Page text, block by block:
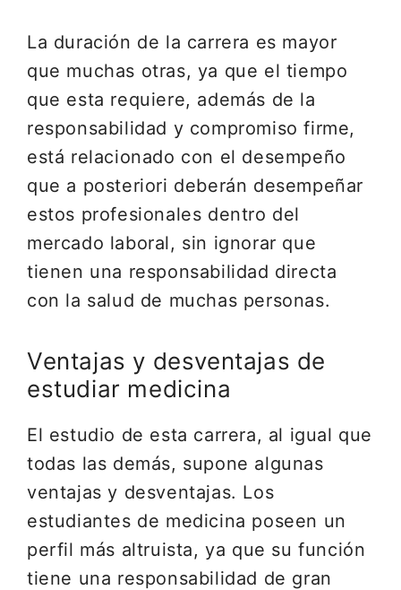
La duración de la carrera es mayor
que muchas otras, ya que el tiempo
que esta requiere, además de la
responsabilidad y compromiso firme,
está relacionado con el desempeño
que a posteriori deberán desempeñar
estos profesionales dentro del
mercado laboral, sin ignorar que
tienen una responsabilidad directa
con la salud de muchas personas.
Ventajas y desventajas de
estudiar medicina
El estudio de esta carrera, al igual que
todas las demás, supone algunas
ventajas y desventajas. Los
estudiantes de medicina poseen un
perfil más altruista, ya que su función
tiene una responsabilidad de gran